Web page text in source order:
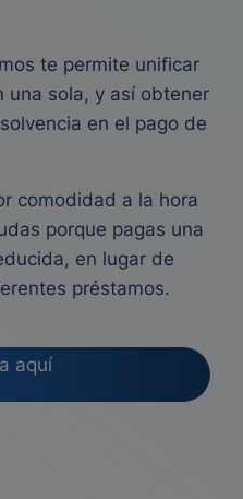
te permite unificar
una sola, y así obtener
en el pago de
comodidad a la hora
porque pagas una
en lugar de
préstamos.
aquí